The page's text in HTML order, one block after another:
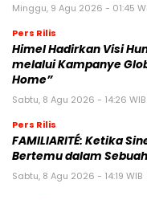
Minggu, 9 Agu 2026 - 01:45
Pers Rilis
Himel Hadirkan Visi
melalui Kampanye
Home”
Sabtu, 8 Agu 2026 - 14:26 WIB
Pers Rilis
FAMILIARITÉ: Ketika
Bertemu dalam
Sabtu, 8 Agu 2026 - 14:19 WIB